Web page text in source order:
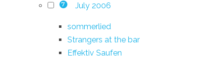
7 July 2006
sommerlied
Strangers at the bar
Effektiv Saufen